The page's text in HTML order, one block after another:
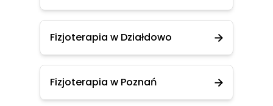
Fizjoterapia w Działdowo
Fizjoterapia w Poznań